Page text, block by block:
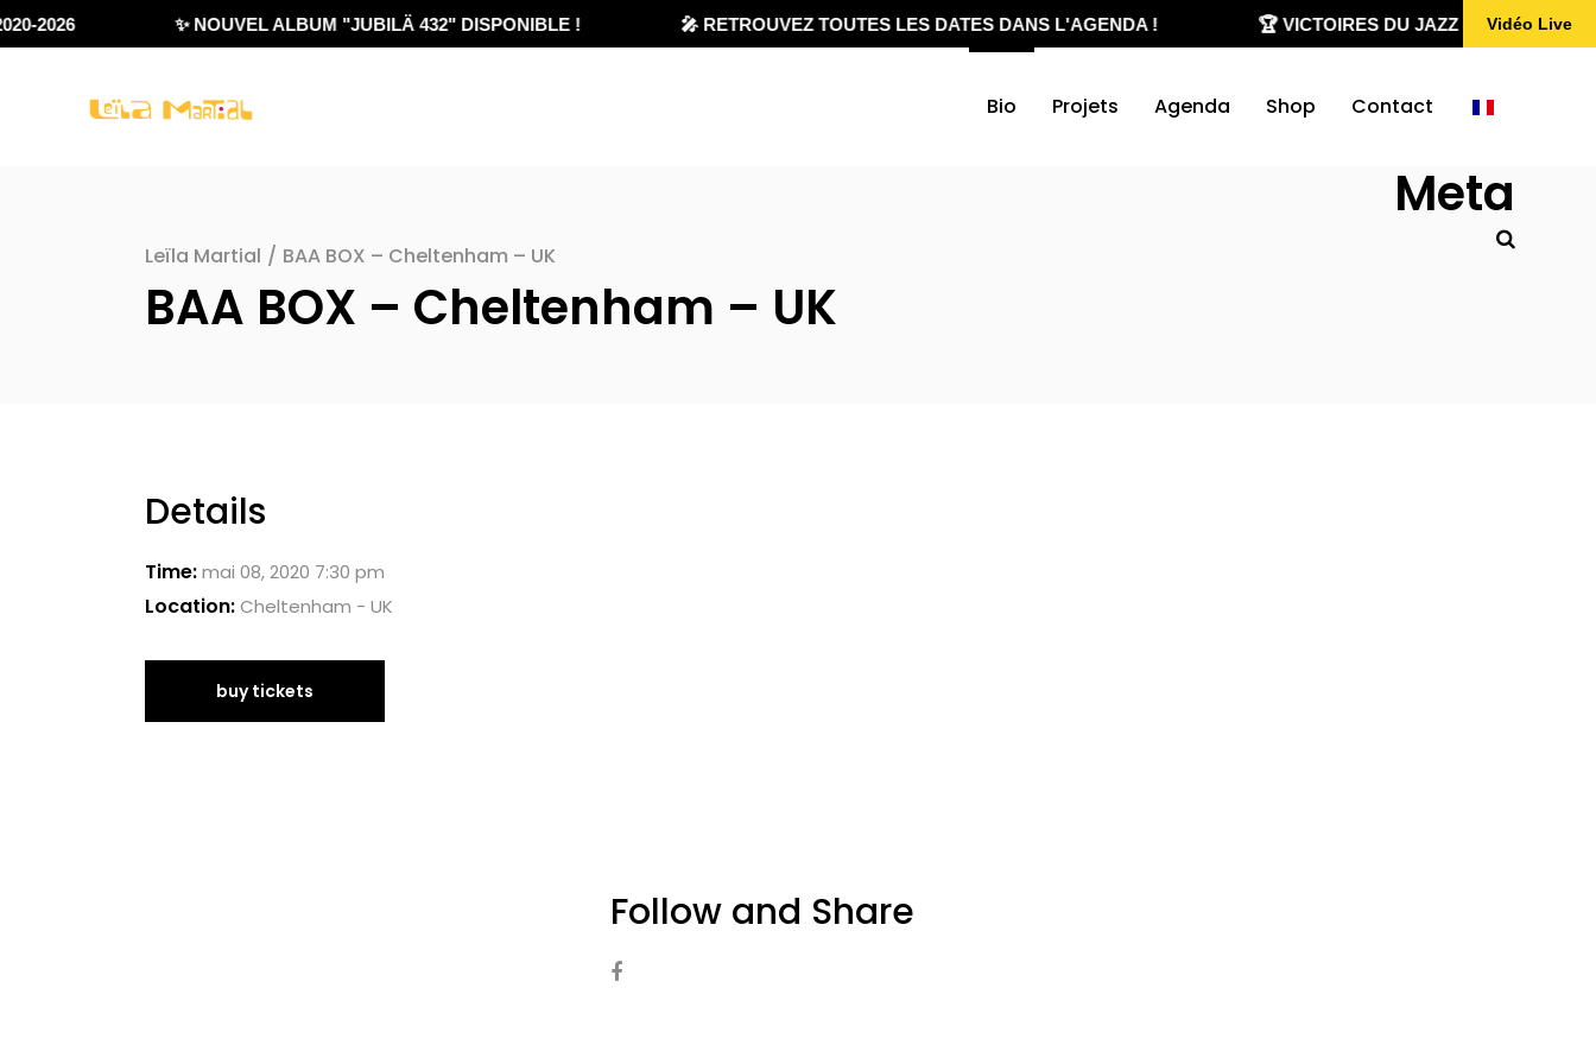
2026 ✨ NOUVEL ALBUM "JUBILÄ 432" DISPONIBLE ! 🎤 RETROUVEZ TOUTES LES DATES DANS L'AGENDA ! 🏆 VICTOIRES DU JAZZ 2020-2026Vidéo Live
Bio Projets Agenda Shop Contact
Meta
Leïla Martial / BAA BOX – Cheltenham – UK
BAA BOX – Cheltenham – UK
Details
Time:mai 08, 2020 7:30 pm
Location:Cheltenham - UK
buy tickets
Follow and Share